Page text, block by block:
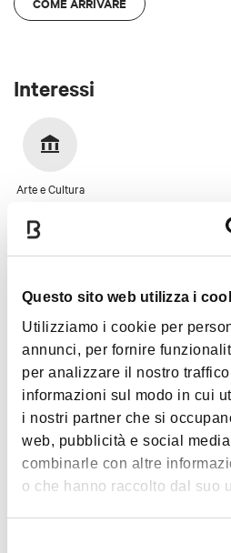
Questo sito web utilizza i
Utilizziamo i cookie per
annunci, per fornire
per analizzare il nostro
informazioni sul modo in cui
i nostri partner che si
web, pubblicità e social
combinarle con altre
o che hanno raccolto dal suo
Interessi
Arte e Cultura
Immagini